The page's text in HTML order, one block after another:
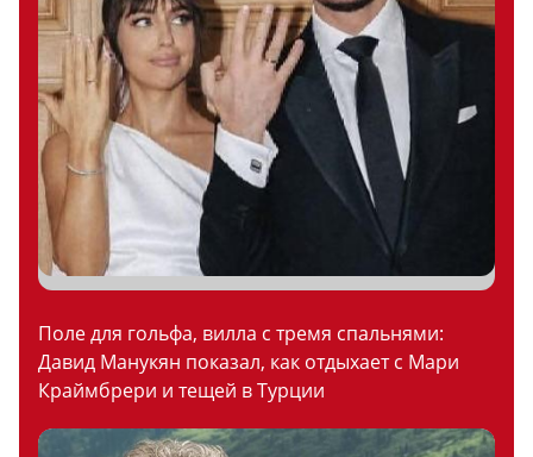
Поле для гольфа, вилла с тремя спальнями:
Давид Манукян показал, как отдыхает с Мари
Краймбрери и тещей в Турции